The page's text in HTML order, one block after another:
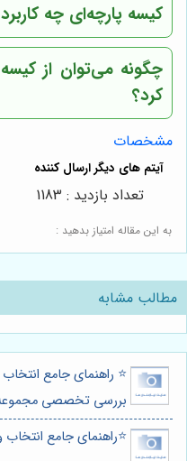
کیسه پارچه‌ای چه
چگونه می‌توان از
کرد؟
مشخصات
به این مقاله امتیاز بدهید :
تعداد بازدید : 1183
مطالب مشابه
⭐️ راهنمای جامع
بررسی تخصصی
⭐️راهنمای جامع